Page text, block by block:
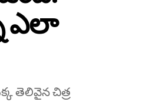
ఎలా
తెలివైన చిత్ర